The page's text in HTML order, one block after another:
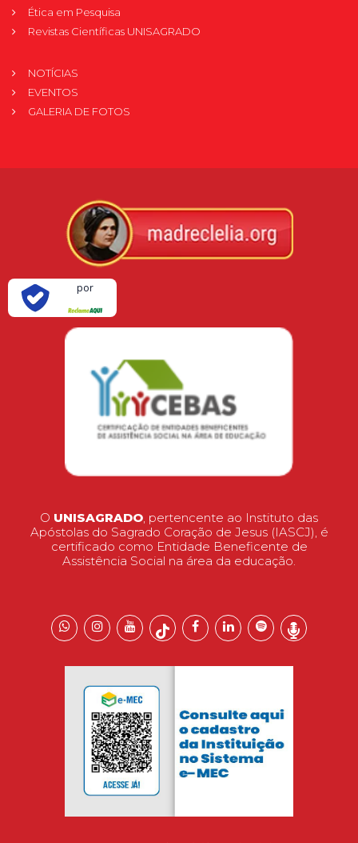
Ética em Pesquisa
Revistas Científicas UNISAGRADO
NOTÍCIAS
EVENTOS
GALERIA DE FOTOS
por
O UNISAGRADO, pertencente ao Instituto das
Apóstolas do Sagrado Coração de Jesus (IASCJ), é
certificado como Entidade Beneficente de
Assistência Social na área da educação.